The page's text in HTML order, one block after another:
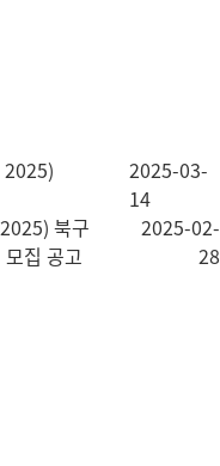
2025)
2025-03-
14
북구
집 공고
2025-02-
28